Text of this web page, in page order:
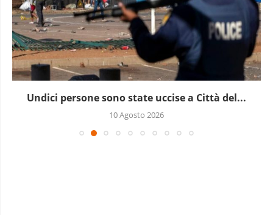
Undici persone sono state uccise a Città del...
10 Agosto 2026